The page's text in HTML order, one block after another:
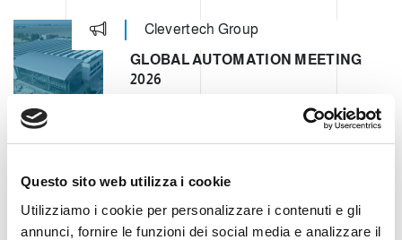
Questo sito web utilizza i cookie
Utilizziamo i cookie per personalizzare i contenuti e gli
annunci, fornire le funzioni dei social media e analizzare il
Clevertech Group
GLOBAL AUTOMATION MEETING
2026
Clevertech Group
OPERATION UNIT ROBOTICS & E-
COMMERCE